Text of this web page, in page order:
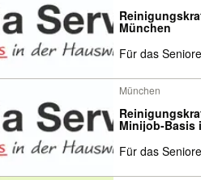
München
Für das
München
Minijob-Basis
Für das